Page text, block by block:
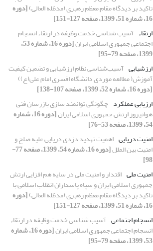
تاکید بر دیدگاه مقام معظم رهبری (مدظله العالی)[دوره
16، شماره 51، 1399، صفحه 127-151]
ارتقاء آسیب شناسی خدمت وظیفه در ارتقاء انسجام
اجتماعی جمهوری اسلامی ایران [دوره 16، شماره 53،
1399، صفحه 79-95]
ارزشیابی آسیب‌شناسی نظام ارزشیابی و تضمین کیفیت
آموزش( مطالعه موردی دانشگاه افسری امام علی(ع))
[دوره 16، شماره 52، 1399، صفحه 107-138]
ارزیابی عملکرد چگونگی توانمند سازی بازرسان فنی
هوانیروز ارتش جمهوری اسلامی ایران [دوره 16، شماره
54، 1399، صفحه 53-76]
امنیت دریایی اهمیت تهدید دزدی دریایی علیه صلح و
امنیت بین الملل [دوره 16، شماره 54، 1399، صفحه 77-
98]
امنیت ملی اقتدار و امنیت ملی در سایه هم افزایی ارتش
جمهوری اسلامی ایران و سپاه پاسداران انقلاب اسلامی با
تاکید بر دیدگاه مقام معظم رهبری (مدظله العالی)[دوره
16، شماره 51، 1399، صفحه 127-151]
انسجام اجتماعی آسیب شناسی خدمت وظیفه در ارتقاء
انسجام اجتماعی جمهوری اسلامی ایران [دوره 16، شماره
53، 1399، صفحه 79-95]